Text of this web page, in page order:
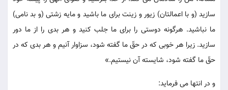
سازید (و با اعمالتان) زیور و زینت برای ما باشید و مایه زشتی (و بد نامی)
ما نباشید. هرگونه دوستی را برای ما جلب کنید و هر بدی را از ما دور
سازید. زیرا هر خوبی که در حقّ ما گفته شود، سزاوار آنیم و هر بدی که در
حقّ ما گفته شود، شایسته آن نیستیم.»
و در انتها می فرماید: